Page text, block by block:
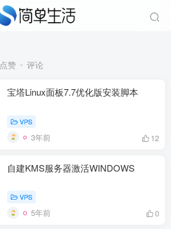
点赞 评论
宝塔Linux面板7.7优化版安装脚本
VPS
3年前 12
自建KMS服务器激活WINDOWS
VPS
5年前 0